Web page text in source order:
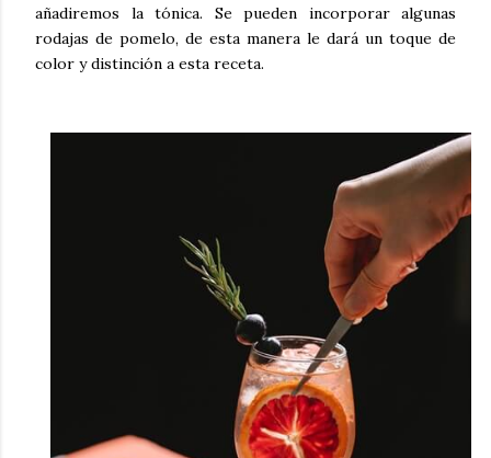
añadiremos la tónica. Se pueden incorporar algunas
rodajas de pomelo, de esta manera le dará un toque de
color y distinción a esta receta.